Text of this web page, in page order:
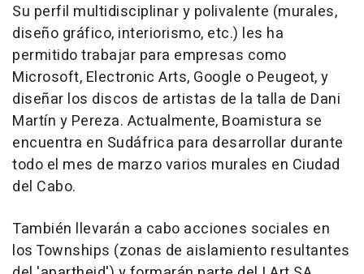
Su perfil multidisciplinar y polivalente (murales,
diseño gráfico, interiorismo, etc.) les ha
permitido trabajar para empresas como
Microsoft, Electronic Arts, Google o Peugeot, y
diseñar los discos de artistas de la talla de Dani
Martín y Pereza. Actualmente, Boamistura se
encuentra en Sudáfrica para desarrollar durante
todo el mes de marzo varios murales en Ciudad
del Cabo.
También llevarán a cabo acciones sociales en
los Townships (zonas de aislamiento resultantes